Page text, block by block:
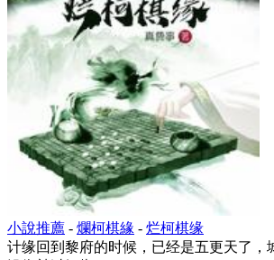
小說推薦 - 爛柯棋緣 - 烂柯棋缘
计缘回到黎府的时候，已经是五更天了，